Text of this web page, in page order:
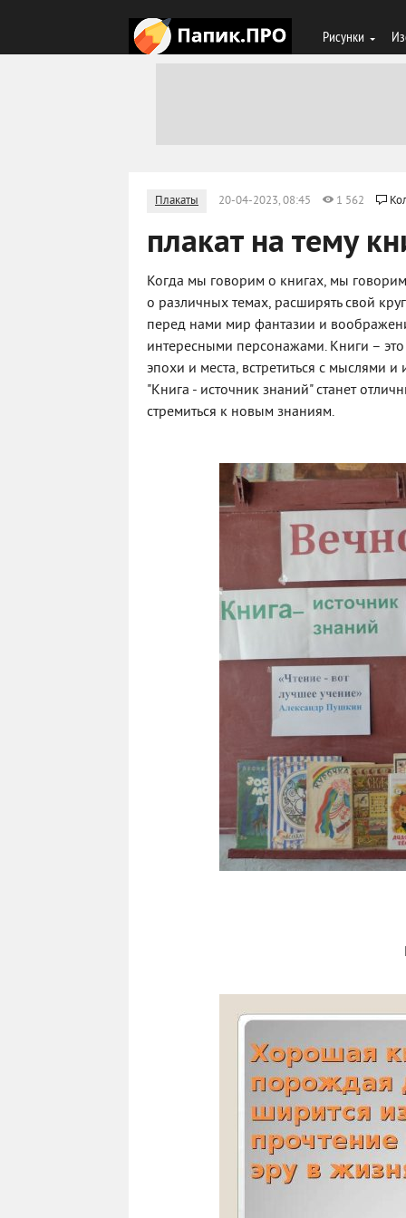
Рисунки
Плакаты 20-04-2023, 08:45 1 562
плакат на тему
Когда мы говорим о книгах, мы
о различных темах, расширять свой
перед нами мир фантазии и
интересными персонажами. Книги – это
эпохи и места, встретиться с мыслями
"Книга - источник знаний" станет
стремиться к новым знаниям.